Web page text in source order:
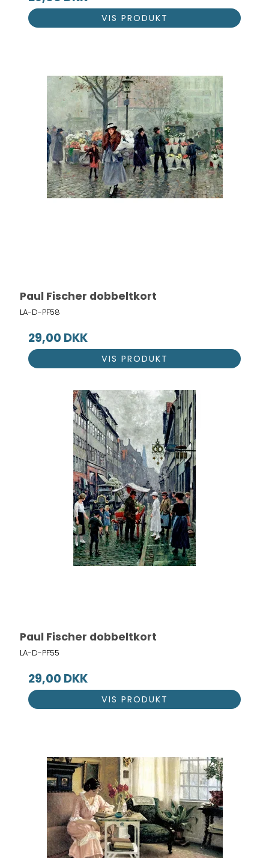
VIS PRODUKT
Paul Fischer dobbeltkort
LA-D-PF58
29,00 DKK
VIS PRODUKT
Paul Fischer dobbeltkort
LA-D-PF55
29,00 DKK
VIS PRODUKT